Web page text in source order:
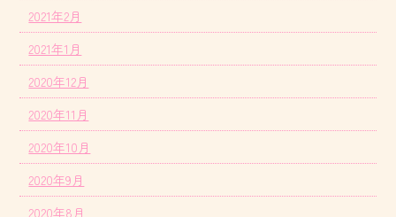
2021年2月
2021年1月
2020年12月
2020年11月
2020年10月
2020年9月
2020年8月